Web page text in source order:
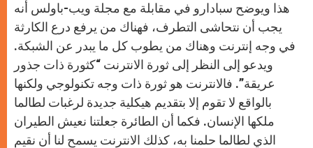
هذا ويوضح سبادارو في مقابلة مع مجلة ويب-باولس أنه
يجب أن نتحاشى التطرف، فهناك من يرفع درع الكارثة
في وجه إنترنت وهناك من يطوب كل ما يبدر عن الشبكة.
ويدعو إلى النظر إلى ثورة الانترنت “كثورة ذات جذور
عريقة”. فالانترنت هو ثورة ذات وجه تكنولوجي ولكنها
بالواقع لا تقوم إلا بتقديم هيكلية جديدة لرغبات لطالما
ملكها الإنسان. فكما أن الطائرة جعلتنا نعيش الطيران
الذي لطالما حلمنا به، كذلك الانترنت يسمح لنا أن نقيم